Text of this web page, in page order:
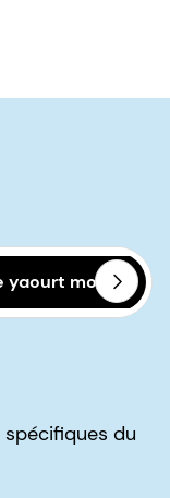
yaourt mondial
du